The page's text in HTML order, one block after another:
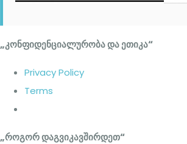
„კონფიდენციალურობა და ეთიკა“
Privacy Policy
Terms
„როგორ დაგვიკავშირდეთ“